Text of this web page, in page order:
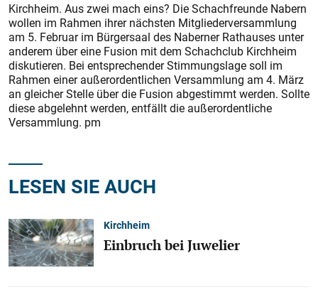
Kirchheim. Aus zwei mach eins? Die Schachfreunde Nabern
wollen im Rahmen ihrer nächsten Mitgliederversammlung
am 5. Februar im Bürgersaal des Naberner Rathauses unter
anderem über eine Fusion mit dem Schachclub Kirchheim
diskutieren. Bei entsprechender Stimmungslage soll im
Rahmen einer außerordentlichen Versammlung am 4. März
an gleicher Stelle über die Fusion abgestimmt werden. Sollte
diese abgelehnt werden, entfällt die außerordentliche
Versammlung. pm
LESEN SIE AUCH
Kirchheim
Einbruch bei Juwelier